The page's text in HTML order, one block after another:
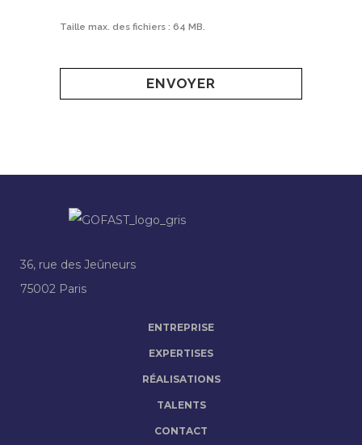
Taille max. des fichiers : 64 MB.
36, rue des Jeûneurs
75002 Paris
ENTREPRISE
EXPERTISES
RÉALISATIONS
TALENTS
CONTACT